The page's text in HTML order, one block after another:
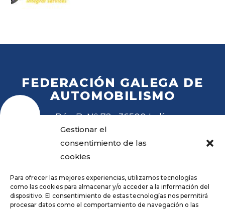
Gestionar el
consentimiento de las
cookies
Para ofrecer las mejores experiencias, utilizamos tecnologías
como las cookies para almacenar y/o acceder a la información del
dispositivo. El consentimiento de estas tecnologías nos permitirá
procesar datos como el comportamiento de navegación o las
FEDERACIÓN GALEGA DE
AUTOMOBILISMO
Rúa B, Nº 72 · 36500 Lalín
Tel. 988 27 28 41
Emailfga@fga.es